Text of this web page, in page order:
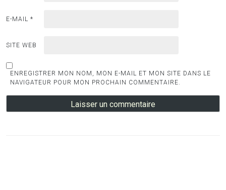
E-MAIL *
SITE WEB
ENREGISTRER MON NOM, MON E-MAIL ET MON SITE DANS LE
NAVIGATEUR POUR MON PROCHAIN COMMENTAIRE.